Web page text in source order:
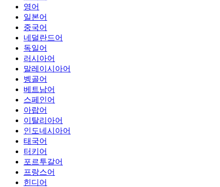
영어
일본어
중국어
네덜란드어
독일어
러시아어
말레이시아어
벵골어
베트남어
스페인어
아랍어
이탈리아어
인도네시아어
태국어
터키어
포르투갈어
프랑스어
힌디어